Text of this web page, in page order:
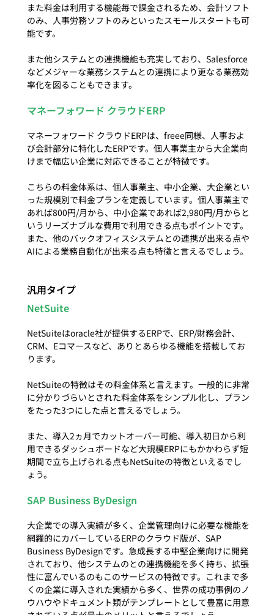
また料金は利用する機能毎で課金されるため、会計ソフト
のみ、人事労務ソフトのみといったスモールスタートも可
能です。
また他システムとの連携機能も充実しており、Salesforce
などメジャーな業務システムとの連携により更なる業務効
マネーフォワード クラウドERP
マネーフォワード クラウドERPは、freee同様、人事およ
び会計部分に特化したERPです。個人事業主から大企業向
けまで幅広い企業に対応できることが特徴です。
こちらの料金体系は、個人事業主、中小企業、大企業とい
った規模別で料金プランを定義しています。個人事業主で
あれば800円/月から、中小企業であれば2,980円/月からと
いうリーズナブルな費用で利用できる点もポイントです。
また、他のバックオフィスシステムとの連携が出来る点や
汎用タイプ
NetSuite
NetSuiteはoracle社が提供するERPで、ERP/財務会計、
CRM、Eコマースなど、ありとあらゆる機能を搭載してお
ります。
NetSuiteの特徴はその料金体系と言えます。一般的に非常
に分かりづらいとされた料金体系をシンプル化し、プラン
をたった3つにした点と言えるでしょう。
また、導入2ヵ月でカットオーバー可能、導入初日から利
用できるダッシュボードなど大規模ERPにもかかわらず短
期間で立ち上げられる点もNetSuiteの特徴といえるでし
SAP Business ByDesign
大企業での導入実績が多く、企業管理向けに必要な機能を
網羅的にカバーしているERPのクラウド版が、SAP
Business ByDesignです。急成長する中堅企業向けに開発
されており、他システムのとの連携機能を多く持ち、拡張
性に富んでいるのもこのサービスの特徴です。これまで多
くの企業に導入された実績から多く、世界の成功事例のノ
ウハウやドキュメント類がテンプレートとして豊富に用意